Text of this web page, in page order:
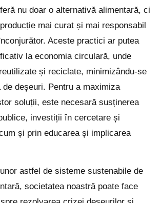
nu doar o alternativă alimentară, ci
mai curat și mai responsabil
Aceste practici ar putea
la economia circulară, unde
și reciclate, minimizându-se
deșeuri. Pentru a maximiza
soluții, este necesară susținerea
investiții în cercetare și
și prin educarea și implicarea
astfel de sisteme sustenabile de
societatea noastră poate face